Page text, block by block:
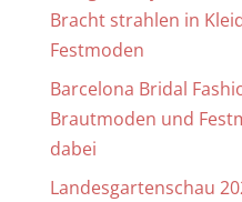
Bracht strahlen in
Festmoden
Barcelona Bridal
Brautmoden und
dabei
Landesgartenschau